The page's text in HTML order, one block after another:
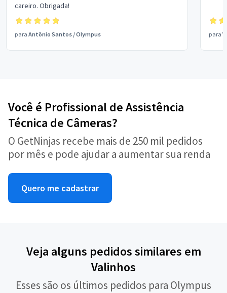
careiro. Obrigada!
para Antônio Santos /Olympus para
Você é Profissional de Assistência
Técnica de Câmeras?
O GetNinjas recebe mais de 250 mil pedidos
por mês e pode ajudar a aumentar sua renda
Quero me cadastrar
Veja alguns pedidos similares em
Valinhos
Esses são os últimos pedidos para Olympus